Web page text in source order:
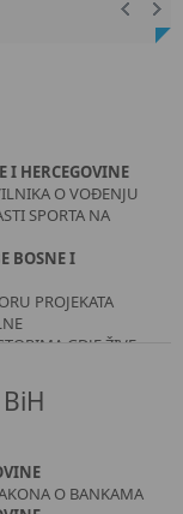
I HERCEGOVINE
O VOĐENJU
SPORTA NA
BOSNE I
PROJEKATA
GDJE ŽIVE
BOSNE I
PROJEKATA
GDJE ŽIVE
O BANKAMA